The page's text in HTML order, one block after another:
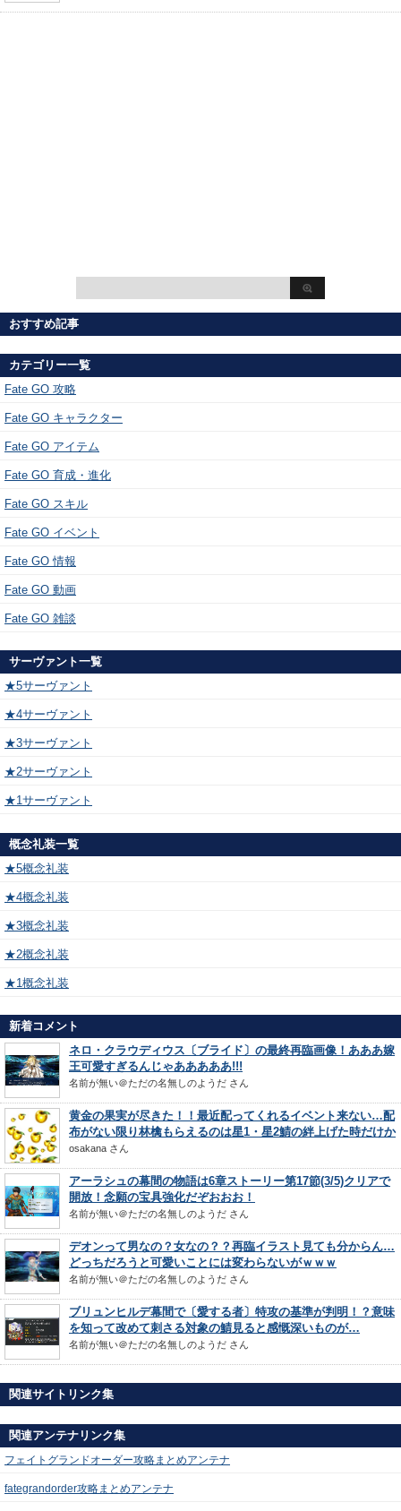
おすすめ記事
カテゴリー一覧
Fate GO 攻略
Fate GO キャラクター
Fate GO アイテム
Fate GO 育成・進化
Fate GO スキル
Fate GO イベント
Fate GO 情報
Fate GO 動画
Fate GO 雑談
サーヴァント一覧
★5サーヴァント
★4サーヴァント
★3サーヴァント
★2サーヴァント
★1サーヴァント
概念礼装一覧
★5概念礼装
★4概念礼装
★3概念礼装
★2概念礼装
★1概念礼装
新着コメント
ネロ・クラウディウス〔ブライド〕の最終再臨画像！あああ嫁
王可愛すぎるんじゃあああああ!!!
名前が無い＠ただの名無しのようだ さん
黄金の果実が尽きた！！最近配ってくれるイベント来ない…配
布がない限り林檎もらえるのは星1・星2鯖の絆上げた時だけか
osakana さん
アーラシュの幕間の物語は6章ストーリー第17節(3/5)クリアで
開放！念願の宝具強化だぞおおお！
名前が無い＠ただの名無しのようだ さん
デオンって男なの？女なの？？再臨イラスト見ても分からん…
どっちだろうと可愛いことには変わらないがｗｗｗ
名前が無い＠ただの名無しのようだ さん
ブリュンヒルデ幕間で〔愛する者〕特攻の基準が判明！？意味
を知って改めて刺さる対象の鯖見ると感慨深いものが…
名前が無い＠ただの名無しのようだ さん
関連サイトリンク集
関連アンテナリンク集
フェイトグランドオーダー攻略まとめアンテナ
fategrandorder攻略まとめアンテナ